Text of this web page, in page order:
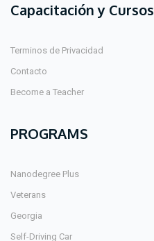
Capacitación y Cursos
Terminos de Privacidad
Contacto
Become a Teacher
PROGRAMS
Nanodegree Plus
Veterans
Georgia
Self-Driving Car